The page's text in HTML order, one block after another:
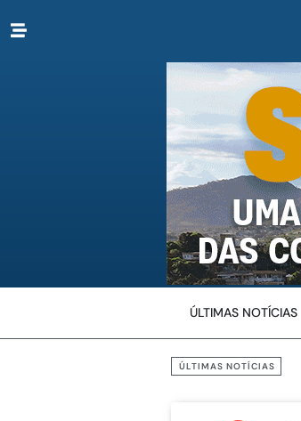
ÚLTIMAS NOTÍCIAS
ÚLTIMAS NOTÍCIAS